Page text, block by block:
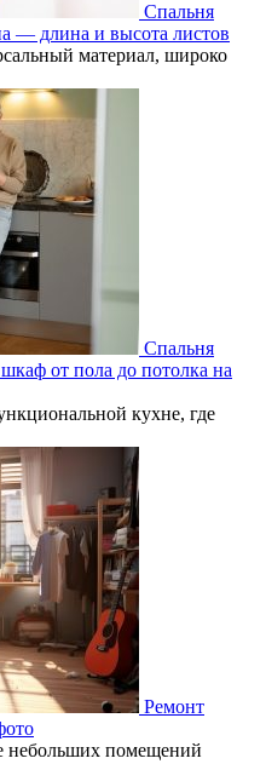
Спальня
— длина и высота листов
материал, широко
Спальня
от пола до потолка на
кухне, где
Ремонт
небольших помещений